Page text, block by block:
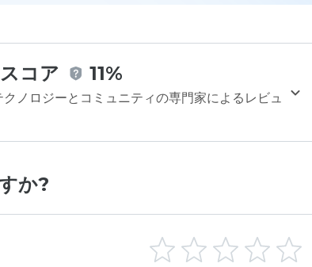
コア 11%
ノロジーとコミュニティの専門家によるレビュ
か?